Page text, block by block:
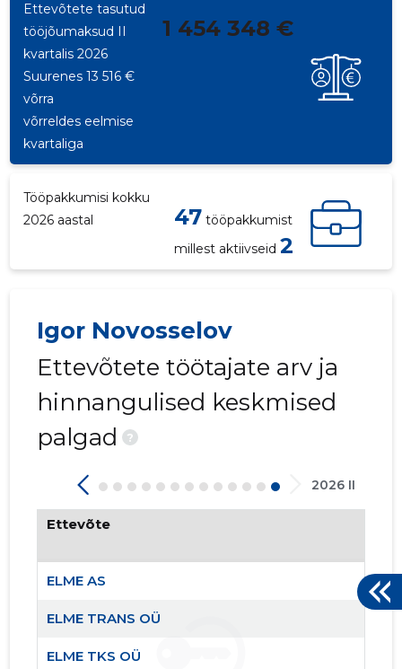
Ettevõtete tasutud
tööjõumaksud II
kvartalis 2026
1 454 348 €
Suurenes 13 516 €
võrra
võrreldes eelmise
kvartaliga
Tööpakkumisi kokku
2026 aastal
47 tööpakkumist
millest aktiivseid 2
Igor Novosselov
Ettevõtete töötajate arv ja
hinnangulised keskmised
palgad
?
2026 II
Ettevõte
ELME AS
ELME TRANS OÜ
ELME TKS OÜ